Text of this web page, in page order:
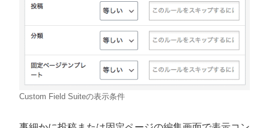
Custom Field Suiteの表示条件